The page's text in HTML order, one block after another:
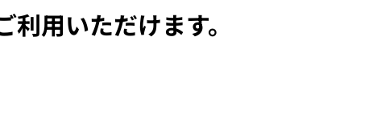
用いただけます。